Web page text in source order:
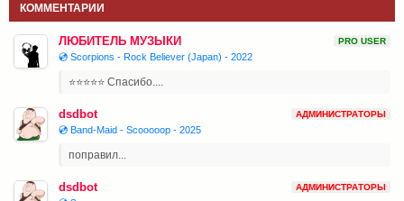
КОММЕНТАРИИ
ЛЮБИТЕЛЬ МУЗЫКИ PRO USER
💿 Scorpions - Rock Believer (Japan) - 2022
⭐⭐⭐⭐⭐ Спасибо....
dsdbot АДМИНИСТРАТОРЫ
💿 Band-Maid - Scooooop - 2025
поправил...
dsdbot АДМИНИСТРАТОРЫ